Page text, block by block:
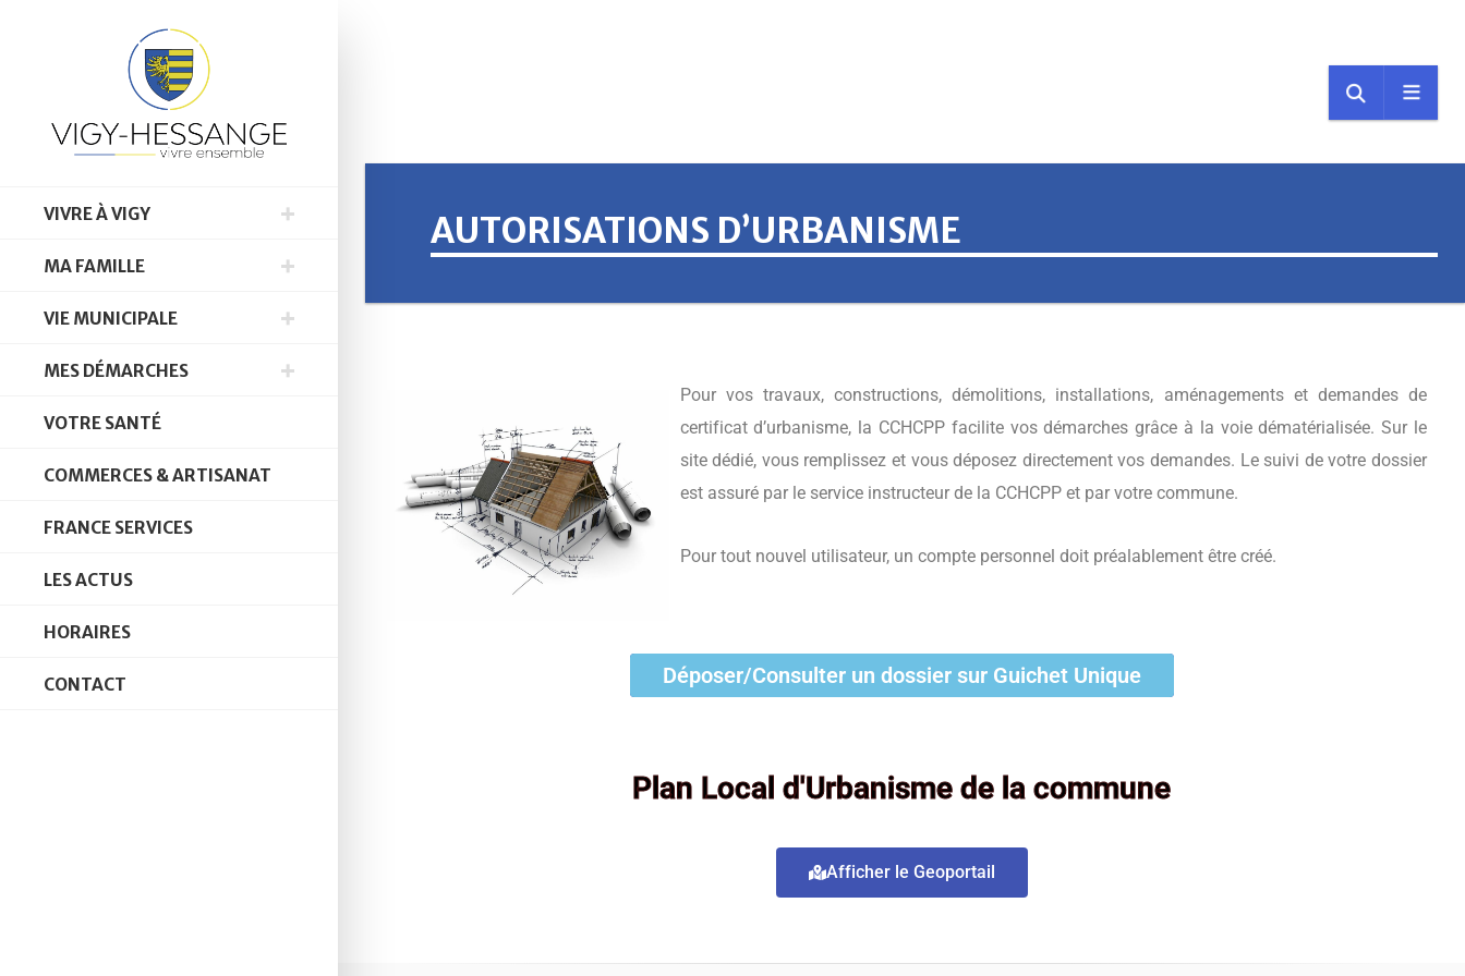
VIVRE À VIGY
MA FAMILLE
VIE MUNICIPALE
MES DÉMARCHES
VOTRE SANTÉ
COMMERCES & ARTISANAT
FRANCE SERVICES
LES ACTUS
HORAIRES
CONTACT
AUTORISATIONS D’URBANISME
Pour vos travaux, constructions, démolitions, installations, aménagements et demandes de
certificat d’urbanisme, la CCHCPP facilite vos démarches grâce à la voie dématérialisée. Sur le
site dédié, vous remplissez et vous déposez directement vos demandes. Le suivi de votre dossier
est assuré par le service instructeur de la CCHCPP et par votre commune.
Pour tout nouvel utilisateur, un compte personnel doit préalablement être créé.
Déposer/Consulter un dossier sur Guichet Unique
Plan Local d'Urbanisme de la commune
Afficher le Geoportail